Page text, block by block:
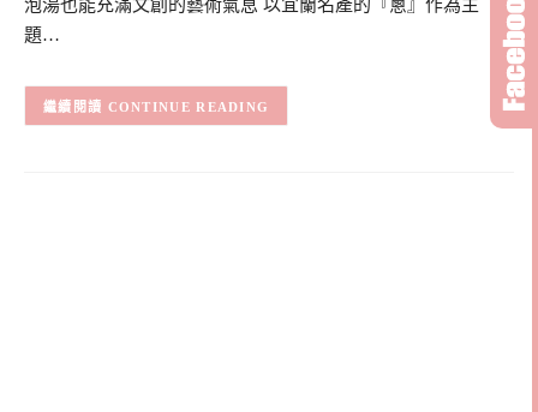
泡湯也能充滿文創的藝術氣息 以宜蘭名產的『蔥』作為主
題…
CONTINUE READING